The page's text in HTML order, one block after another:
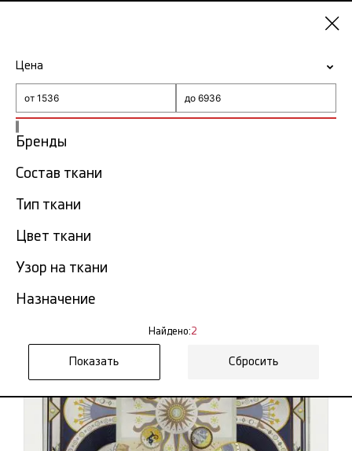
ГлавнаяТкань Hermes
Ткань Hermes в Самаре
Показать все
Цена
Бренды
Состав ткани
Тип ткани
Цвет ткани
Узор на ткани
Назначение
Найдено:2
Сбросить